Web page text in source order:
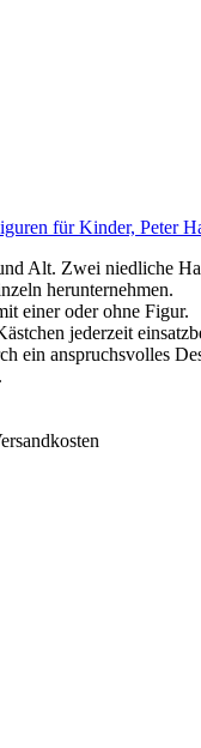
für Kinder, Peter
Alt. Zwei niedliche
herunternehmen.
einer oder ohne Figur.
jederzeit
ein anspruchsvolles